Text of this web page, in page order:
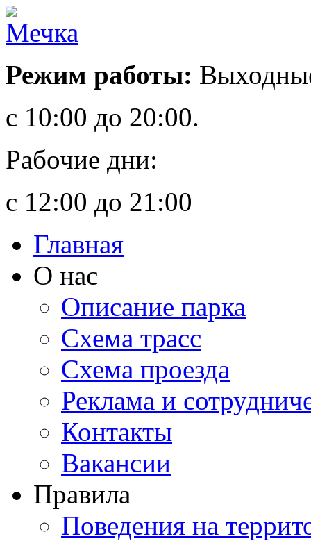
Режим работы:
с 10:00 до 20:00.
Рабочие дни:
с 12:00 до 21:00
Главная
О нас
Описание парка
Схема трасс
Схема проезда
Реклама и
Контакты
Вакансии
Правила
Поведения на